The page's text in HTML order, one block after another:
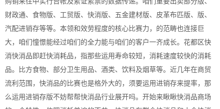
财政通、食物版、工贸版、快消版、五金建材版、皮革布匹版、版、
汽配进销存等等。本领和效劳程度的核心比赛力，的范畴也连接巨
大，咱们憧憬能经过咱们的全力能与咱们的客户一齐成长。花都区快
消快消品即赶快消耗品，指那些运用寿命较短，消耗速度较快的消耗
品。比方食物、部分卫生用品、酒类、饮料及烟草等。近几年在商贸
流利范围，快消品的比赛也是格外大的，须要运用进销存来提率，那
么运用进销存版不妨帮帮快消品行业展开吗。开始来瞅瞅快消品商场